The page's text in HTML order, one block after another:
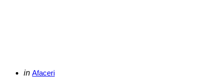
Categories
Posted
in Afaceri